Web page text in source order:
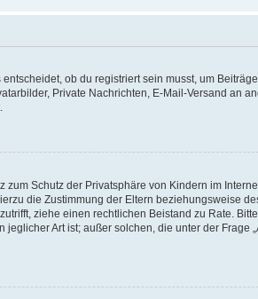
ob du registriert sein musst, um
Private Nachrichten, E-Mail-Versand an
Schutz der Privatsphäre von Kindern im
die Zustimmung der Eltern beziehungsweise
ziehe einen rechtlichen Beistand zu Rate.
Art ist; außer solchen, die unter der Frage